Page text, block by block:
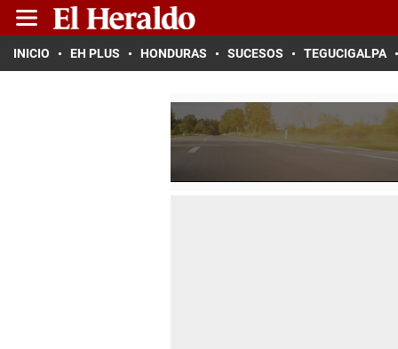
INICIO EH PLUS HONDURAS SUCESOS TEGUCIGALPA